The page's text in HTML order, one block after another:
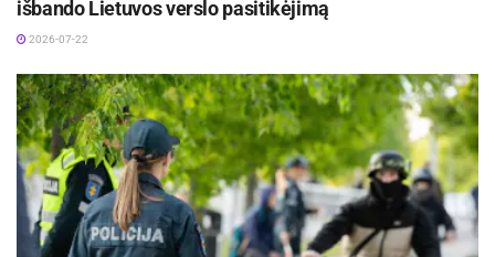
dovanėlę.
išbando Lietuvos verslo pasitikėjimą
2026-07-22